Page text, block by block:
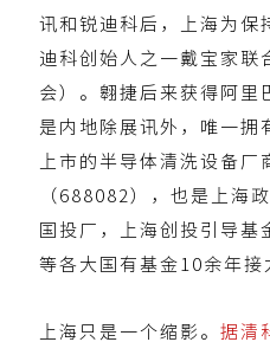
讯和锐迪科后，上海为保
迪科创始人之一戴宝家联
会）。翱捷后来获得阿里
是内地除展讯外，唯一拥
上市的半导体清洗设备厂
（688082），也是上海
国投厂，上海创投引导基
等各大国有基金10余年接
上海只是一个缩影。 据清